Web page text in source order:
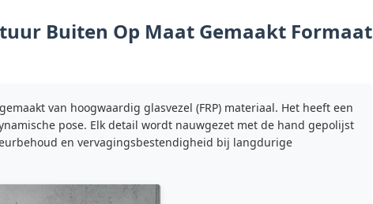
Buiten Op Maat Gemaakt Formaat
van hoogwaardig glasvezel (FRP) materiaal. Het heeft een
pose. Elk detail wordt nauwgezet met de hand gepolijst
en vervagingsbestendigheid bij langdurige